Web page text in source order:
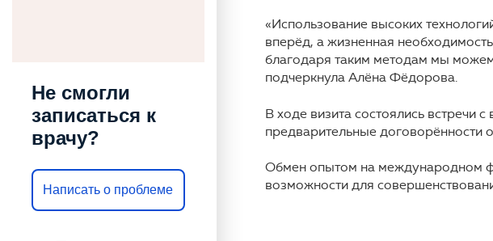
Не смогли
записаться к
врачу?
Написать о проблеме
«Использование высоких
вперёд, а жизненная
благодаря таким методам мы
подчеркнула Алёна Фёдорова.
В ходе визита состоялись встречи
предварительные договорённости о
Обмен опытом на международном
возможности для